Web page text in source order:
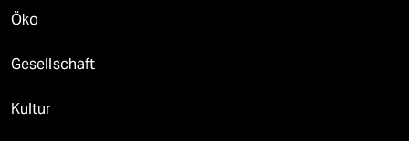
Öko
Gesellschaft
Kultur